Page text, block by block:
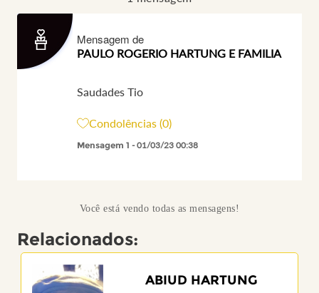
Mensagem de
PAULO ROGERIO HARTUNG E FAMILIA
Saudades Tio
Condolências (0)
Mensagem 1 - 01/03/23 00:38
Você está vendo todas as mensagens!
Relacionados:
ABIUD HARTUNG